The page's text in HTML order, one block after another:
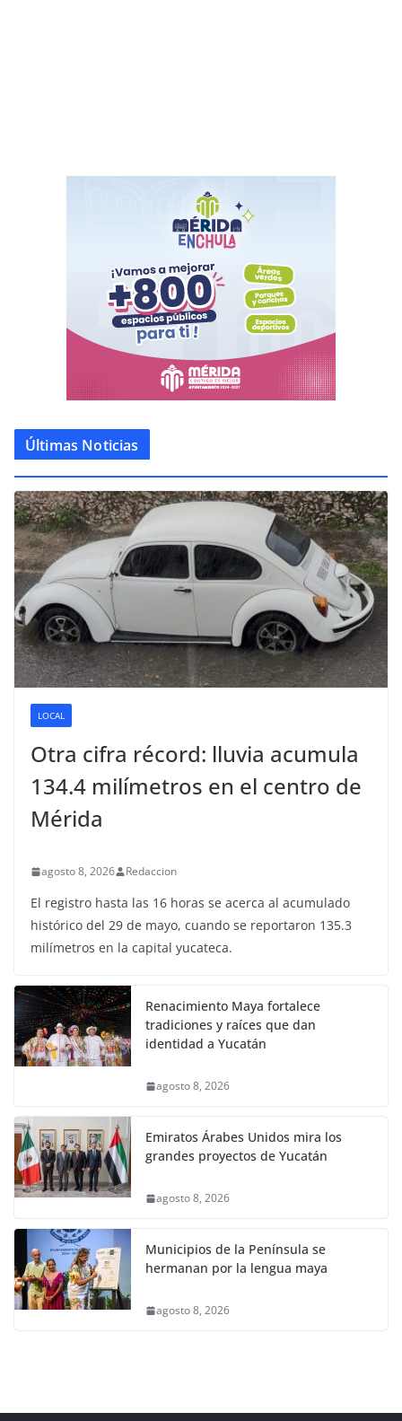
Últimas Noticias
LOCAL
Otra cifra récord: lluvia acumula
134.4 milímetros en el centro de
Mérida
agosto 8, 2026 Redaccion
El registro hasta las 16 horas se acerca al acumulado
histórico del 29 de mayo, cuando se reportaron 135.3
milímetros en la capital yucateca.
Renacimiento Maya fortalece
tradiciones y raíces que dan
identidad a Yucatán
agosto 8, 2026
Emiratos Árabes Unidos mira los
grandes proyectos de Yucatán
agosto 8, 2026
Municipios de la Península se
hermanan por la lengua maya
agosto 8, 2026